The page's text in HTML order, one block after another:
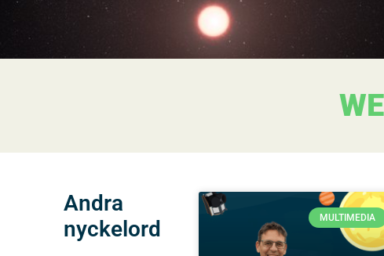
Andra
nyckelord
MULTIMEDIA